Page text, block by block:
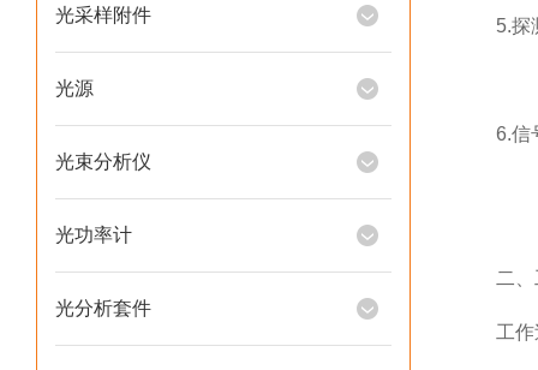
光采样附件
光源
光束分析仪
光功率计
光分析套件
5.探测
6.信号
二、
工作过